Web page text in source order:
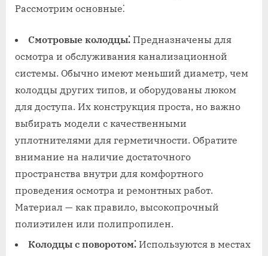
Рассмотрим основные⁚
Смотровые колодцы⁚ Предназначены для
осмотра и обслуживания канализационной
системы. Обычно имеют меньший диаметр, чем
колодцы других типов, и оборудованы люком
для доступа. Их конструкция проста, но важно
выбирать модели с качественными
уплотнителями для герметичности. Обратите
внимание на наличие достаточного
пространства внутри для комфортного
проведения осмотра и ремонтных работ.
Материал — как правило, высокопрочный
полиэтилен или полипропилен.
Колодцы с поворотом⁚ Используются в местах